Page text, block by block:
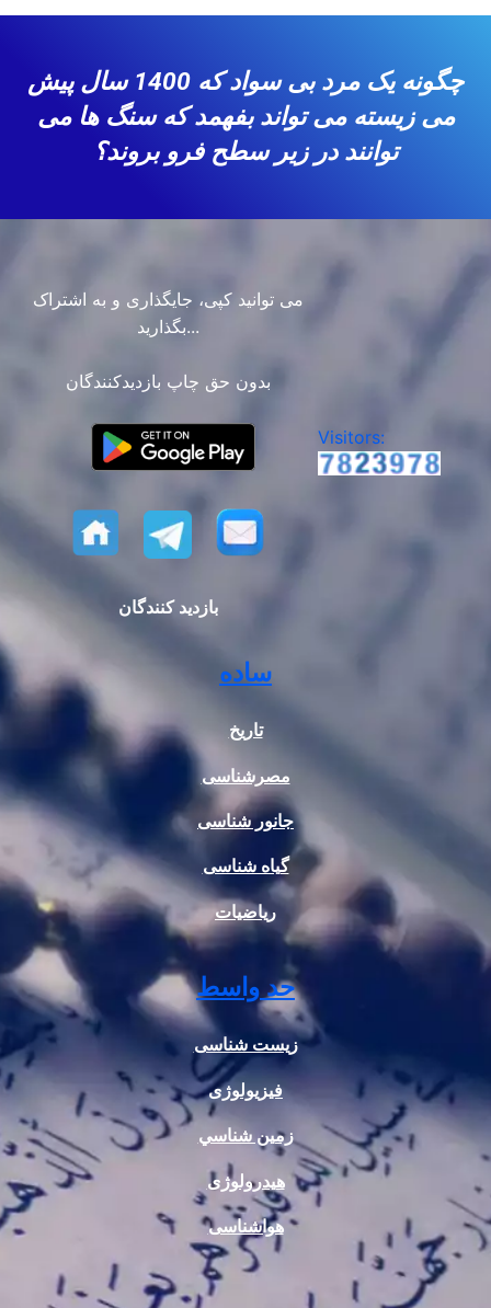
چگونه یک مرد بی سواد که 1400 سال پیش
می زیسته می تواند بفهمد که سنگ ها می
توانند در زیر سطح فرو بروند؟
می توانید کپی، جایگذاری و به اشتراک
بگذارید...
بدون حق چاپ بازدیدکنندگان
بازدید کنندگان
Visitors:
ساده
تاریخ
مصرشناسی
جانور شناسی
گیاه شناسی
ریاضیات
حد واسط
زیست شناسی
فیزیولوژی
زمين شناسي
هیدرولوژی
هواشناسی